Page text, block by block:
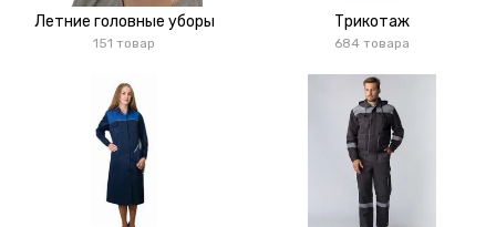
Летние головные уборы
151 товар
Трикотаж
684 товара